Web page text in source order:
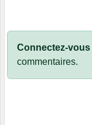
Connectez-vous
commentaires.